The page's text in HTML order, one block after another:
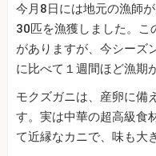
今月8日には地元の漁師
30匹を漁獲しました。こ
がありますが、今シーズ
に比べて１週間ほど漁期
モクズガニは、産卵に備
す。実は中華の超高級食
て近縁なカニで、味も大